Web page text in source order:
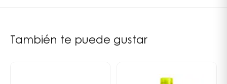
los poros. La piel queda satinada, reparada,
refrescada y aireada.
También te puede gustar